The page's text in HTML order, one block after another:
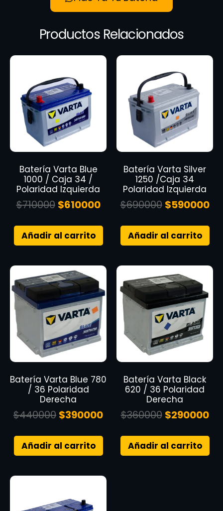
Productos Relacionados
Batería Varta Blue
1000 / Caja 34 /
Polaridad Izquierda
$710000 $610000
Añadir al carrito
Batería Varta Silver
1250 /Caja 34
Polaridad Izquierda
$690000 $590000
Añadir al carrito
Batería Varta Blue 780
/ 36 Polaridad
Derecha
$440000 $390000
Añadir al carrito
Batería Varta Black
620 / 36 Polaridad
Derecha
$360000 $290000
Añadir al carrito